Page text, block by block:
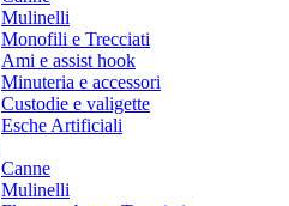
Mulinelli
Monofili e Trecciati
Ami e assist hook
Minuteria e accessori
Custodie e valigette
Esche Artificiali
Canne
Mulinelli